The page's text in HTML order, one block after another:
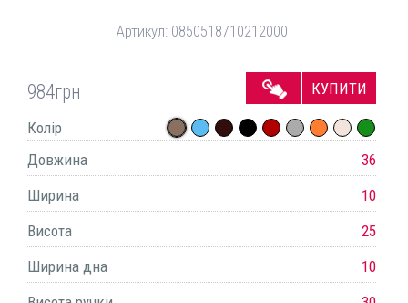
Артикул: 0850518710212000
984грн КУПИТИ
Колір
Довжина
36
Ширина
10
Висота
25
Ширина дна
10